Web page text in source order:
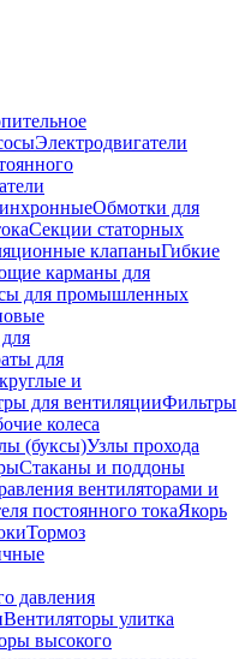
Электродвигатели
Обмотки для
Секции статорных
клапаныГибкие
карманы для
для промышленных
для
и
для вентиляцииФильтры
колеса
(буксы)Узлы прохода
Стаканы и поддоны
вентиляторами и
постоянного токаЯкорь
Тормоз
давления
Вентиляторы улитка
высокого